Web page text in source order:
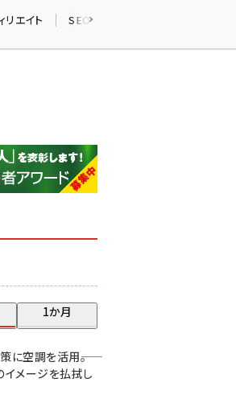
(1112)
リエイト SEO
1か月
空調を活用――。
イメージを払拭し